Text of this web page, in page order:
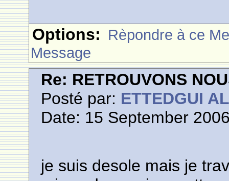
Options: Rèpondre à ce
Message
Re: RETROUVONS
Posté par: ETTEDGUI
Date: 15 September
je suis desole mais je